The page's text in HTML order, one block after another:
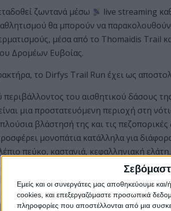
Εμείς και οι συνεργάτες μας αποθηκεύουμε
cookies, και επεξεργαζόμαστε προσωπικά
πληροφορίες που αποστέλλονται από μια
ζωντανά μέσω
live streaming
θα μπορούν να
μέσα από το Thomaidis Trail
Δρομέων Ευβοίας.
το Dirfys Trail Run έχει ως
του αισθητικού δάσους
μια προστατευόμενη περιοχή στη
βλάστησή της και τις πεζοπορικές
μονοπάτια κατάλληλα για
πεύκο, καστανιά, κεφαλληνιακή
των μονοπατιών από την
συνείδησης μέσα από την